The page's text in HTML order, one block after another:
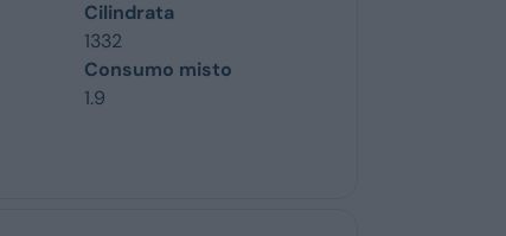
Cilindrata
1332
Consumo misto
1.9